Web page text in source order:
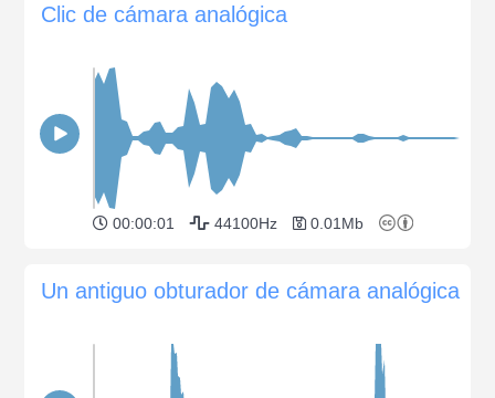
Clic de cámara analógica
00:00:01 44100Hz 0.01Mb
Un antiguo obturador de cámara analógica